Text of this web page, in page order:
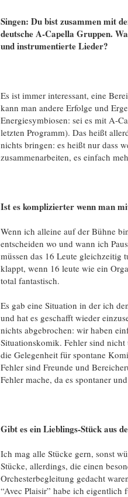
Singen: Du bist zusammen mit
deutsche A-Capella Gruppen.
und instrumentierte Lieder?
Es ist immer interessant, eine
kann man andere Erfolge und
Energiesymbiosen: sei es mit A-
letzten Programm). Das heißt
nichts bringen: es heißt nur dass
zusammenarbeiten, es einfach
Ist es komplizierter wenn man
Wenn ich alleine auf der Bühne
entscheiden wo und wann ich
müssen das 16 Leute gleichzeitig
klappt, wenn 16 leute wie ein
total fantastisch.
Es gab eine Situation in der ich
und hat es geschafft wieder
nichts abgebrochen: wir haben
Situationskomik. Fehler sind
die Gelegenheit für spontane
Fehler sind Freunde und
Fehler mache, da es spontaner
Gibt es ein Lieblings-Stück aus
Ich mag alle Stücke gern, sonst
Stücke, allerdings, die einen
Orchesterbegleitung gedacht
“Avec Plaisir” habe ich eigentlich